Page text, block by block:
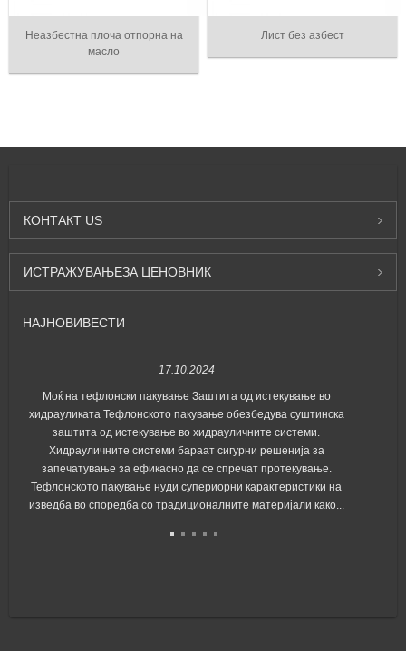
Неазбестна плоча отпорна на
масло
Лист без азбест
КОНТАКТ US
ИСТРАЖУВАЊЕЗА ЦЕНОВНИК
НАЈНОВИВЕСТИ
17.10.2024
Моќ на тефлонски пакување Заштита од истекување во
хидрауликата Тефлонското пакување обезбедува суштинска
заштита од истекување во хидрауличните системи.
Хидрауличните системи бараат сигурни решенија за
запечатување за ефикасно да се спречат протекување.
Тефлонското пакување нуди супериорни карактеристики на
изведба во споредба со традиционалните материјали како...